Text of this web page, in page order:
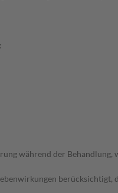
während der Behandlung,
berücksichtigt,